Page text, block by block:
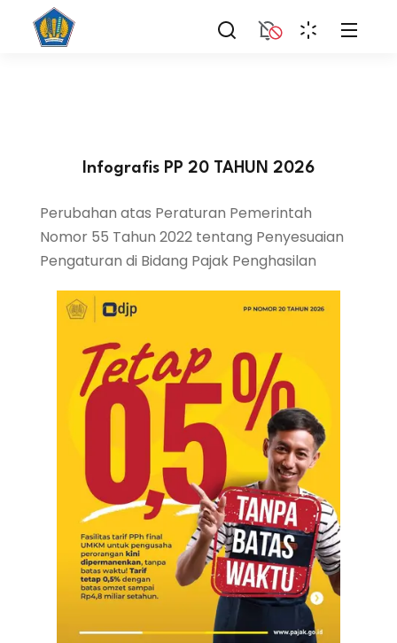
Infografis PP 20 TAHUN 2026
Perubahan atas Peraturan Pemerintah
Nomor 55 Tahun 2022 tentang Penyesuaian
Pengaturan di Bidang Pajak Penghasilan